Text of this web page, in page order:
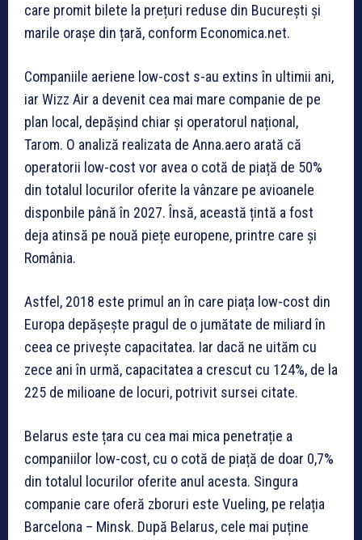
care promit bilete la prețuri reduse din București și
marile orașe din țară, conform Economica.net.
Companiile aeriene low-cost s-au extins în ultimii ani,
iar Wizz Air a devenit cea mai mare companie de pe
plan local, depășind chiar și operatorul național,
Tarom. O analiză realizata de Anna.aero arată că
operatorii low-cost vor avea o cotă de piață de 50%
din totalul locurilor oferite la vânzare pe avioanele
disponbile până în 2027. Însă, această țintă a fost
deja atinsă pe nouă piețe europene, printre care și
România.
Astfel, 2018 este primul an în care piața low-cost din
Europa depășește pragul de o jumătate de miliard în
ceea ce privește capacitatea. Iar dacă ne uităm cu
zece ani în urmă, capacitatea a crescut cu 124%, de la
225 de milioane de locuri, potrivit sursei citate.
Belarus este țara cu cea mai mica penetrație a
companiilor low-cost, cu o cotă de piață de doar 0,7%
din totalul locurilor oferite anul acesta. Singura
companie care oferă zboruri este Vueling, pe relația
Barcelona – Minsk. După Belarus, cele mai puține